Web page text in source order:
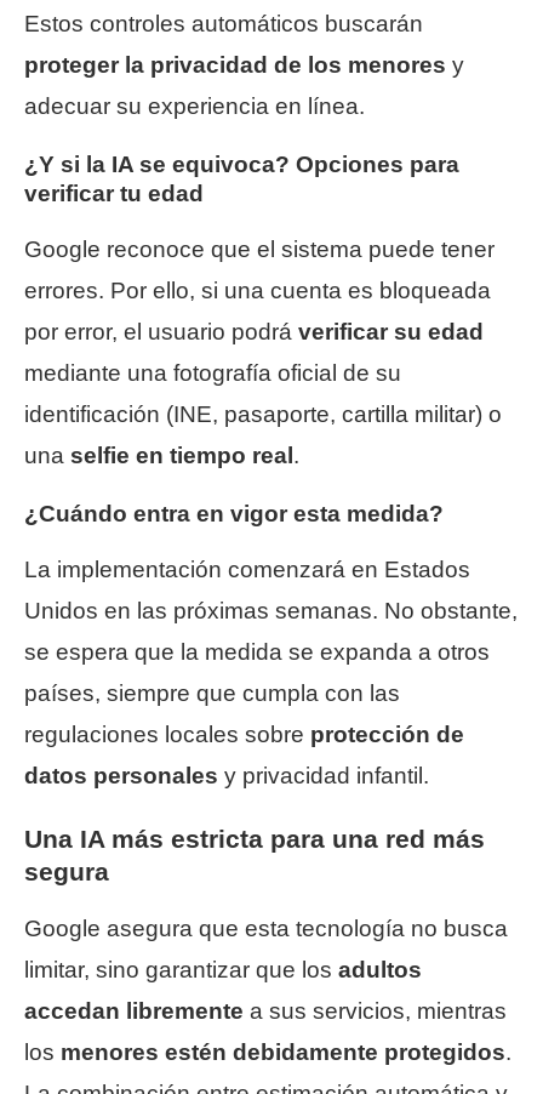
Estos controles automáticos buscarán
proteger la privacidad de los menores y
adecuar su experiencia en línea.
¿Y si la IA se equivoca? Opciones para
verificar tu edad
Google reconoce que el sistema puede tener
errores. Por ello, si una cuenta es bloqueada
por error, el usuario podrá verificar su edad
mediante una fotografía oficial de su
identificación (INE, pasaporte, cartilla militar) o
una selfie en tiempo real .
¿Cuándo entra en vigor esta medida?
La implementación comenzará en Estados
Unidos en las próximas semanas. No obstante,
se espera que la medida se expanda a otros
países, siempre que cumpla con las
regulaciones locales sobre protección de
datos personales y privacidad infantil.
Una IA más estricta para una red más
segura
Google asegura que esta tecnología no busca
limitar, sino garantizar que los adultos
accedan libremente a sus servicios, mientras
los menores estén debidamente protegidos.